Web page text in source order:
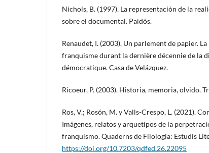
Nichols, B. (1997). La representación de la
sobre el documental. Paidós.
Renaudet, I. (2003). Un parlement de papier.
franquisme durant la dernière décennie de la
démocratique. Casa de Velázquez.
Ricoeur, P. (2003). Historia, memoria, olvido.
Ros, V.; Rosón, M. y Valls-Crespo, L. (2021).
Imágenes, relatos y arquetipos de la
franquismo. Quaderns de Filologia: Estudis
https://doi.org/10.7203/qdfed.26.22095